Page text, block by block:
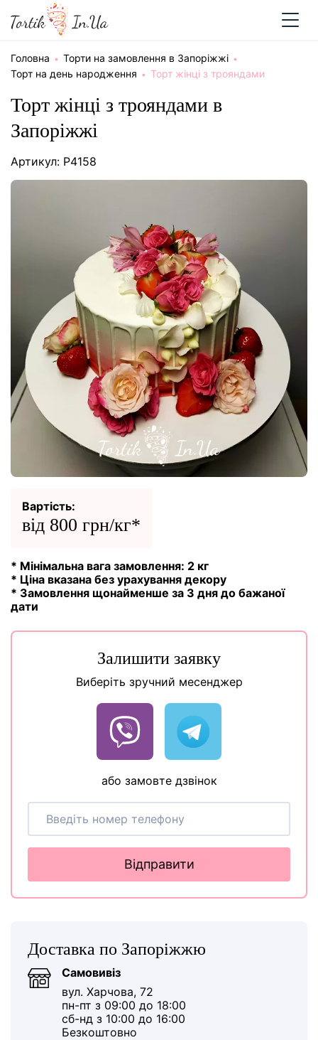
Головна
Торти на замовлення в Запоріжжі
Торт на день народження
Торт жінці з трояндами
Торт жінці з трояндами в
Запоріжжі
Артикул: P4158
Вартість:
від 800 грн/кг*
* Мінімальна вага замовлення: 2 кг
* Ціна вказана без урахування декору
* Замовлення щонайменше за 3 дня до бажаної
дати
Залишити заявку
Виберіть зручний месенджер
або замовте дзвінок
Відправити
Доставка по Запоріжжю
Самовивіз
вул. Харчова, 72
пн-пт з 09:00 до 18:00
сб-нд з 10:00 до 16:00
Безкоштовно